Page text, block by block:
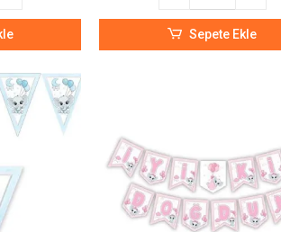
Sepete Ekle